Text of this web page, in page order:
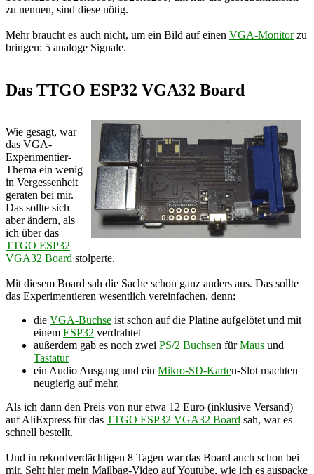
zu nennen, sind diese nötig.
Mehr braucht es auch nicht, um ein Bild auf einen VGA-Monitorzu
bringen: 5 analoge Signale.
Das TTGO ESP32 VGA32 Board
Wie gesagt, war
das VGA-
Experimentier-
Thema ein wenig
in Vergessenheit
geraten bei mir.
Das sollte sich
aber ändern, als
ich über das
TTGO ESP32
VGA32 Board stolperte.
Mit diesem Board sah die Sache schon ganz anders aus. Das sollte
das Experimentieren wesentlich vereinfachen, denn:
die VGA-Buchse ist schon auf die Platine aufgelötet und mit
einem ESP32 verdrahtet
außerdem gab es noch zwei PS/2 Buchsen fürMaus und
Tastatur
ein Audio Ausgang und ein Mikro-SD-Karten-Slot machten
neugierig auf mehr.
Als ich dann den Preis von nur etwa 12 Euro (inklusive Versand)
auf AliExpress für das TTGO ESP32 VGA32 Board sah, war es
schnell bestellt.
Und in rekordverdächtigen 8 Tagen war das Board auch schon bei
mir. Seht hier mein Mailbag-Video auf Youtube, wie ich es auspacke